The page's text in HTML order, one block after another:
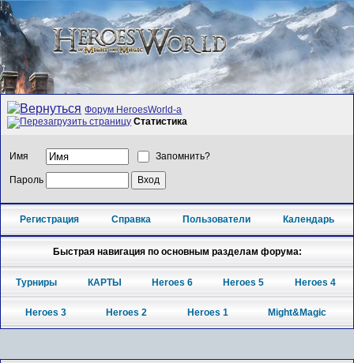
Форум HeroesWorld-а
Статистика
Имя Запомнить?
Пароль
Регистрация Справка Пользователи Календарь
Быстрая навигация по основным разделам форума:
Турниры КАРТЫ Heroes 6 Heroes 5 Heroes 4
Heroes 3 Heroes 2 Heroes 1 Might&Magic